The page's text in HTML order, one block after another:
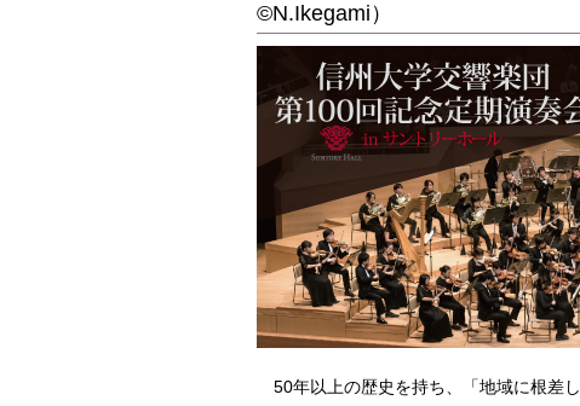
©N.Ikegami）
50年以上の歴史を持ち、「地域に根差